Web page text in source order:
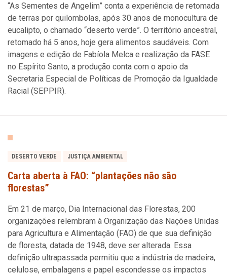
“As Sementes de Angelim” conta a experiência de retomada
de terras por quilombolas, após 30 anos de monocultura de
eucalipto, o chamado “deserto verde”. O território ancestral,
retomado há 5 anos, hoje gera alimentos saudáveis. Com
imagens e edição de Fabíola Melca e realização da FASE
no Espírito Santo, a produção conta com o apoio da
Secretaria Especial de Políticas de Promoção da Igualdade
Racial (SEPPIR).
DESERTO VERDE JUSTIÇA AMBIENTAL
Carta aberta à FAO: “plantações não são
florestas”
Em 21 de março, Dia Internacional das Florestas, 200
organizações relembram à Organização das Nações Unidas
para Agricultura e Alimentação (FAO) de que sua definição
de floresta, datada de 1948, deve ser alterada. Essa
definição ultrapassada permitiu que a indústria de madeira,
celulose, embalagens e papel escondesse os impactos